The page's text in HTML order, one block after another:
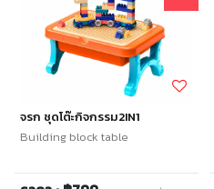
จรก ชุดโต๊ะกิจกรรม2IN1
Building block table